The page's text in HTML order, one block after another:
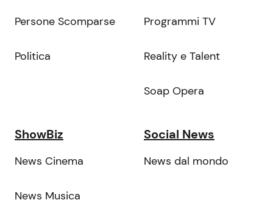
Persone Scomparse
Politica
Programmi TV
Reality e Talent
Soap Opera
ShowBiz
News Cinema
News Musica
Social News
News dal mondo